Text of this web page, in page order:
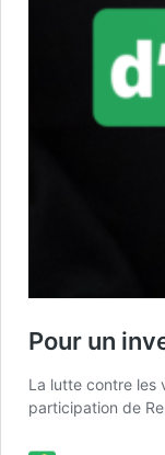
Pour un
La lutte contre les
participation de